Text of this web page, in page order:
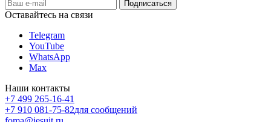
Оставайтесь на связи
Telegram
YouTube
WhatsApp
Max
Наши контакты
+7 499 265-16-41
+7 910 081-75-82для сообщений